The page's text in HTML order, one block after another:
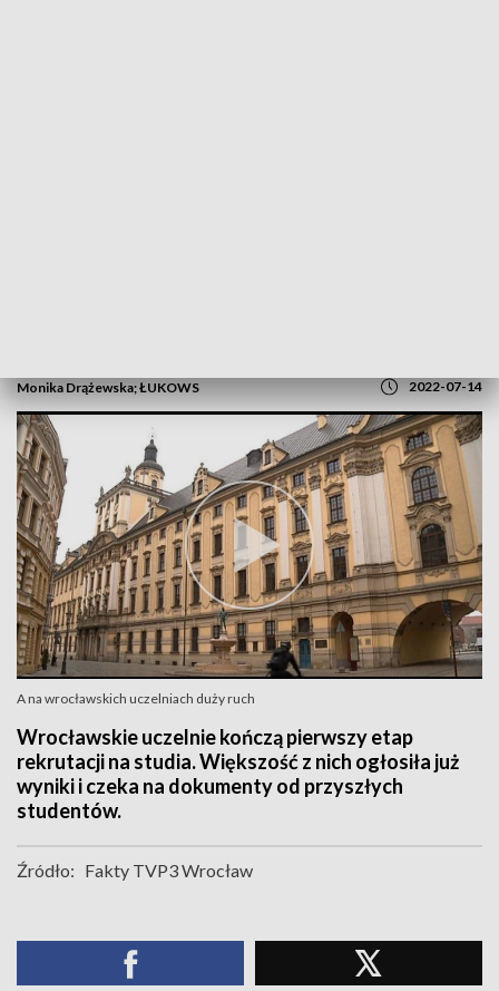
Monika Drążewska; ŁUKOWS 2022-07-14
A na wrocławskich uczelniach duży ruch
Wrocławskie uczelnie kończą pierwszy etap
rekrutacji na studia. Większość z nich ogłosiła już
wyniki i czeka na dokumenty od przyszłych
studentów.
Źródło: Fakty TVP3 Wrocław